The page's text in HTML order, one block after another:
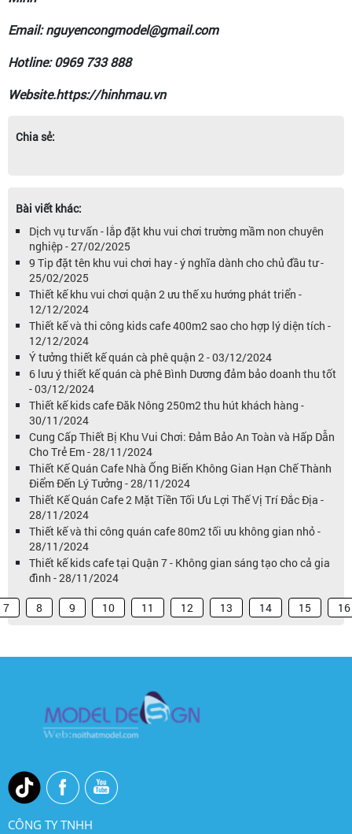
Email: nguyencongmodel@gmail.com
Hotline: 0969 733 888
Website.https://hinhmau.vn
Chia sẻ:
Bài viết khác:
Dịch vụ tư vấn - lắp đặt khu vui chơi trường mầm non chuyên
nghiệp - 27/02/2025
9 Tip đặt tên khu vui chơi hay - ý nghĩa dành cho chủ đầu tư -
25/02/2025
Thiết kế khu vui chơi quận 2 ưu thế xu hướng phát triển -
12/12/2024
Thiết kế và thi công kids cafe 400m2 sao cho hợp lý diện tích -
12/12/2024
Ý tưởng thiết kế quán cà phê quận 2 - 03/12/2024
6 lưu ý thiết kế quán cà phê Bình Dương đảm bảo doanh thu tốt
- 03/12/2024
Thiết kế kids cafe Đăk Nông 250m2 thu hút khách hàng -
30/11/2024
Cung Cấp Thiết Bị Khu Vui Chơi: Đảm Bảo An Toàn và Hấp Dẫn
Cho Trẻ Em - 28/11/2024
Thiết Kế Quán Cafe Nhà Ống Biến Không Gian Hạn Chế Thành
Điểm Đến Lý Tưởng - 28/11/2024
Thiết Kế Quán Cafe 2 Mặt Tiền Tối Ưu Lợi Thế Vị Trí Đắc Địa -
28/11/2024
Thiết kế và thi công quán cafe 80m2 tối ưu không gian nhỏ -
28/11/2024
Thiết kế kids cafe tại Quận 7 - Không gian sáng tạo cho cả gia
đình - 28/11/2024
7 8 9 10 11 12 13 14 15 16
CÔNG TY TNHH